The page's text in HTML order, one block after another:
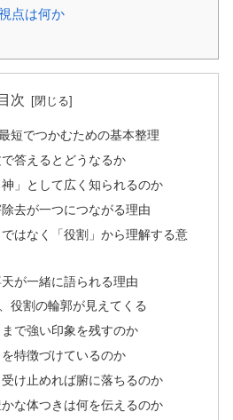
点は何か
目次
短でつかむための基本整理
答えるとどうなるか
」として広く知られるのか
去が一つにつながる理由
はなく「役割」から理解する意
が一緒に語られる理由
役割の輪郭が見えてくる
で強い印象を残すのか
特徴づけているのか
け止めれば腑に落ちるのか
な体つきは何を伝えるのか